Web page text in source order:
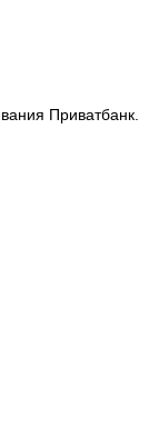
Приватбанк.